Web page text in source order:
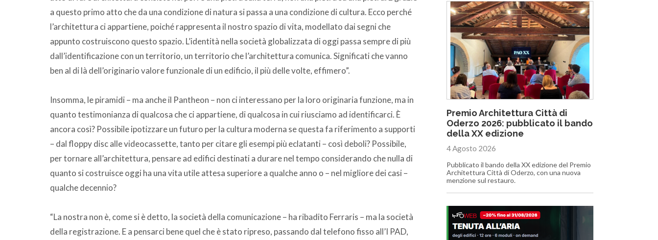
a questo primo atto che da una condizione di natura si passa a una condizione di cultura. Ecco perché
l’architettura ci appartiene, poiché rappresenta il nostro spazio di vita, modellato dai segni che
appunto costruiscono questo spazio. L’identità nella società globalizzata di oggi passa sempre di più
dall’identificazione con un territorio, un territorio che l’architettura comunica. Significati che vanno
ben al di là dell’originario valore funzionale di un edificio, il più delle volte, effimero”.
Insomma, le piramidi – ma anche il Pantheon – non ci interessano per la loro originaria funzione, ma in
quanto testimonianza di qualcosa che ci appartiene, di qualcosa in cui riusciamo ad identificarci. È
ancora così? Possibile ipotizzare un futuro per la cultura moderna se questa fa riferimento a supporti
– dal floppy disc alle videocassette, tanto per citare gli esempi più eclatanti – così deboli? Possibile,
per tornare all’architettura, pensare ad edifici destinati a durare nel tempo considerando che nulla di
quanto si costruisce oggi ha una vita utile attesa superiore a qualche anno o – nel migliore dei casi –
qualche decennio?
“La nostra non è, come si è detto, la società della comunicazione – ha ribadito Ferraris – ma la società
della registrazione. E a pensarci bene quel che è stato ripreso, passando dal telefono fisso all’I PAD,
Premio Architettura Città di
Oderzo 2026: pubblicato il bando
della XX edizione
4 Agosto 2026
Pubblicato il bando della XX edizione del Premio
Architettura Città di Oderzo, con una nuova
menzione sul restauro.